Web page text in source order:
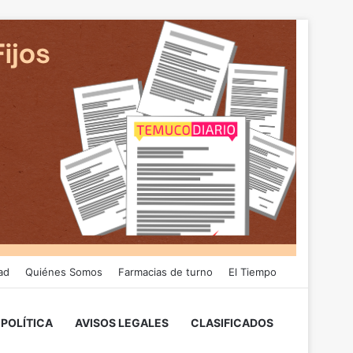
Quiénes Somos Farmacias de turno El Tiempo
POLÍTICA AVISOS LEGALES CLASIFICADOS